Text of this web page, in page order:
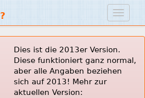
?
Dies ist die 2013er Version.
Diese funktioniert ganz normal,
aber alle Angaben beziehen
sich auf 2013! Mehr zur
aktuellen Version: